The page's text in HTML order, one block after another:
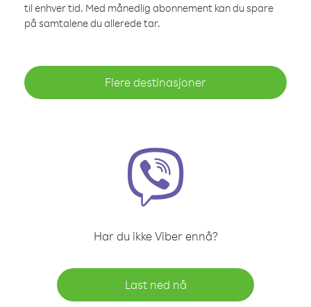
til enhver tid. Med månedlig abonnement kan du spare
på samtalene du allerede tar.
Flere destinasjoner
Har du ikke Viber ennå?
Last ned nå